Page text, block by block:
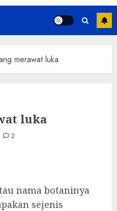
merawat luka
luka
2
nama botaninya
sejenis